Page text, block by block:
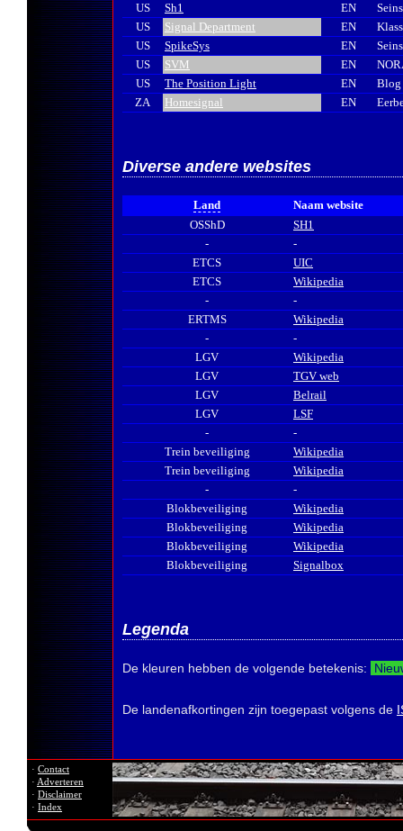
US
Sh1 EN
US
Signal Department EN
US
SpikeSys EN
US
SVM EN
US
The Position Light EN
Blog
ZA
Homesignal EN
Diverse andere websites
Land
Naam website
OSShD
SH1
-
-
ETCS
UIC
ETCS
Wikipedia
-
-
ERTMS
Wikipedia
-
-
LGV
Wikipedia
LGV
TGV web
LGV
Belrail
LGV
LSF
-
-
Trein beveiliging
Wikipedia
Trein beveiliging
Wikipedia
-
-
Blokbeveiliging
Wikipedia
Blokbeveiliging
Wikipedia
Blokbeveiliging
Wikipedia
Blokbeveiliging
Signalbox
Legenda
De kleuren hebben de volgende betekenis:
De landenafkortingen zijn toegepast volgens de
· Contact
· Adverteren
· Disclaimer
· Index